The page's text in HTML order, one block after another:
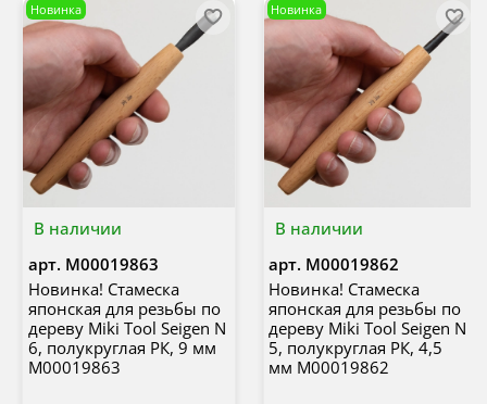
В наличии
Новинка
арт. М00019863
Новинка! Стамеска
японская для резьбы по
дереву Miki Tool Seigen N
6, полукруглая РК, 9 мм
М00019863
В наличии
Новинка
арт. М00019862
Новинка! Стамеска
японская для резьбы по
дереву Miki Tool Seigen N
5, полукруглая РК, 4,5
мм М00019862